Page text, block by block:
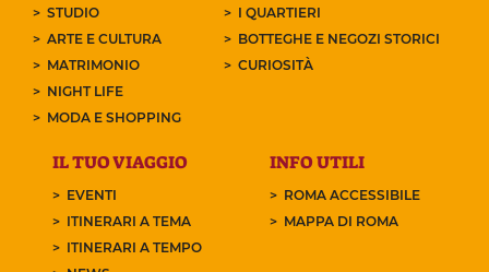
STUDIO
ARTE E CULTURA
MATRIMONIO
NIGHT LIFE
MODA E SHOPPING
I QUARTIERI
BOTTEGHE E NEGOZI STORICI
CURIOSITÀ
IL TUO VIAGGIO
EVENTI
ITINERARI A TEMA
ITINERARI A TEMPO
INFO UTILI
ROMA ACCESSIBILE
MAPPA DI ROMA